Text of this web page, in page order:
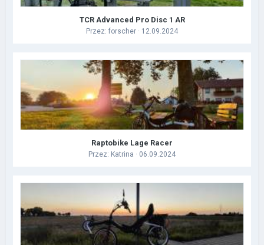
TCR Advanced Pro Disc 1 AR
Przez: forscher · 12.09.2024
Raptobike Lage Racer
Przez: Katrina · 06.09.2024